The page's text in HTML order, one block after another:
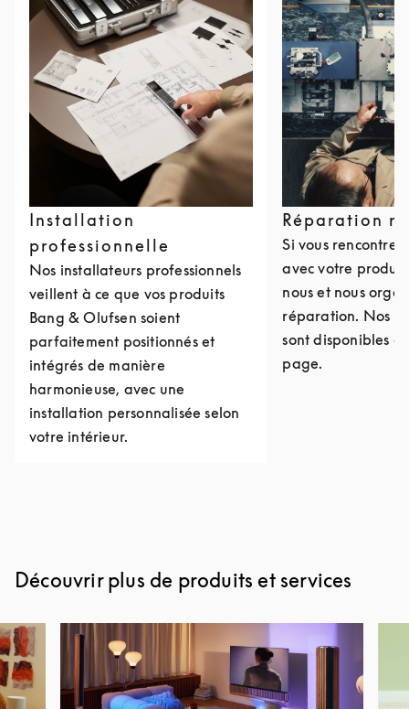
Installation
professionnelle
Nos installateurs professionnels
veillent à ce que vos produits
Bang & Olufsen soient
parfaitement positionnés et
intégrés de manière
harmonieuse, avec une
installation personnalisée selon
votre intérieur.
Réparation
Si vous
avec votre
nous et nous
réparation. Nos
sont disponibles
page.
Découvrir plus de produits et services